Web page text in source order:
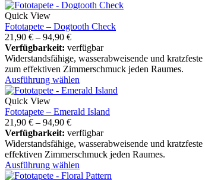
Quick View
Fototapete – Dogtooth Check
21,90 € – 94,90 €
Verfügbarkeit: verfügbar
Widerstandsfähige, wasserabweisende und
zum effektiven Zimmerschmuck jeden Raumes.
Ausführung wählen
Quick View
Fototapete – Emerald Island
21,90 € – 94,90 €
Verfügbarkeit: verfügbar
Widerstandsfähige, wasserabweisende und
effektiven Zimmerschmuck jeden Raumes.
Ausführung wählen